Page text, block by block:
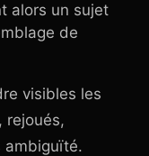
alors un sujet
de
visibles les
rejoués,
ambiguïté.